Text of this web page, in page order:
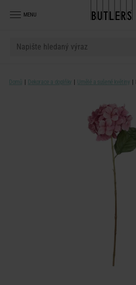
MENU
Domů Dekorace a doplňky Umělé a sušené květiny